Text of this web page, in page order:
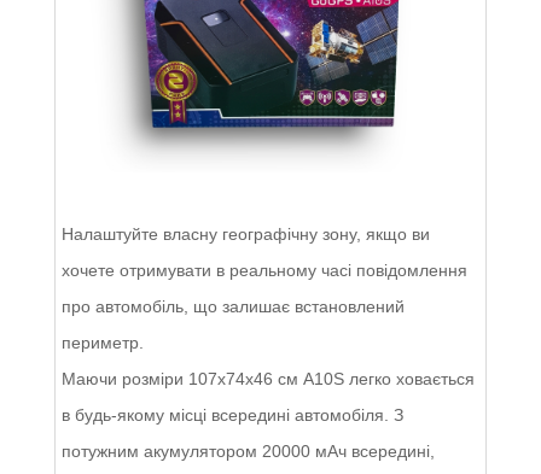
Налаштуйте власну географічну зону, якщо ви
хочете отримувати в реальному часі повідомлення
про автомобіль, що залишає встановлений
периметр.
Маючи розміри 107х74х46 см A10S легко ховається
в будь-якому місці всередині автомобіля. З
потужним акумулятором 20000 мАч всередині,